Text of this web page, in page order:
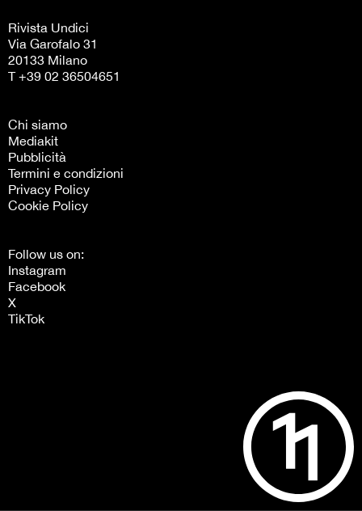
Rivista Undici
Via Garofalo 31
20133 Milano
T +39 02 36504651
Chi siamo
Mediakit
Pubblicità
Termini e condizioni
Privacy Policy
Cookie Policy
Follow us on:
Instagram
Facebook
X
TikTok